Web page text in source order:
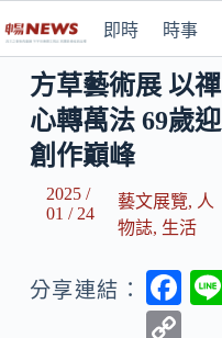
即時 時事
方草藝術展 以禪
心轉萬法 69歲迎
創作巔峰
2025 /
01 / 24
藝文展覽, 人
物誌, 生活
分享連結：
F